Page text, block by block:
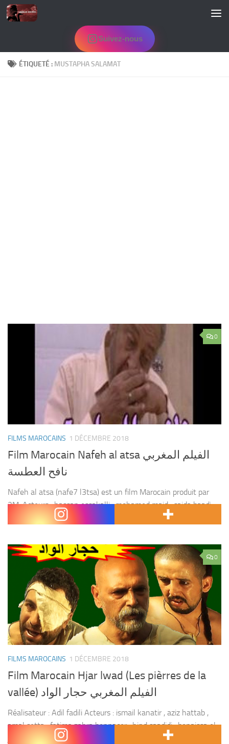
Skip to content
Suivez-nous
ÉTIQUETÉ : MUSTAPHA SALAMAT
0
FILMS MAROCAINS 1 DÉCEMBRE 2018
Film Marocain Nafeh al atsa الفيلم المغربي
نافح العطسة
Nafeh al atsa (nafe7 l3tsa) est un film Marocain produit par
2M. Acteurs : hassan essakalli , mohamed majd , saida baadi ,
mustapha salamat , zakaria atifi , abdessamad miftah el keir ,...
0
FILMS MAROCAINS 1 DÉCEMBRE 2018
Film Marocain Hjar lwad (Les pièrres de la
vallée) الفيلم المغربي حجار الواد
Réalisateur : Adil fadili Acteurs : ismail kanatir , aziz hattab ,
amal setta , fatima zahra bennacer , hind saadidi , benaissa el
jirari , rabii el kati , mustapha salamat , tarik...